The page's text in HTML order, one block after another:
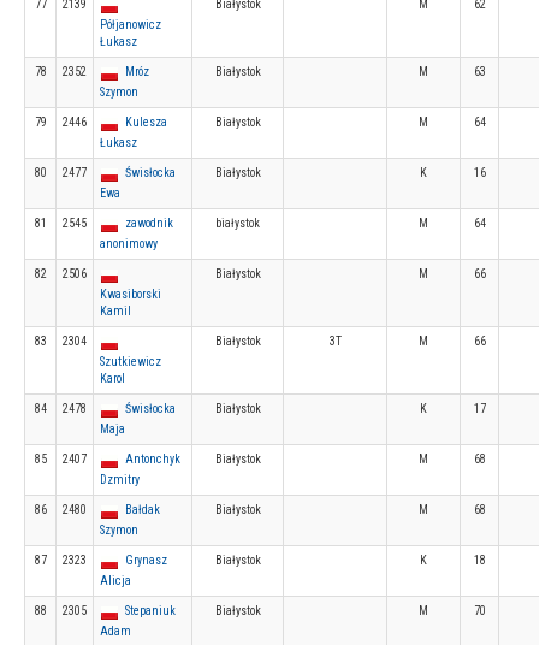
77
2139
Półjanowicz
Łukasz
Białystok M 62
78 2352
Mróz
Szymon
Białystok M 63
79 2446
Kulesza
Łukasz
Białystok M 64
80 2477
Świsłocka
Ewa
Białystok K 16
81 2545
zawodnik
anonimowy
białystok M 64
82
2506
Kwasiborski
Kamil
Białystok M 66
83
2304
Szutkiewicz
Karol
Białystok 3T M 66
84 2478
Świsłocka
Maja
Białystok K 17
85 2407
Antonchyk
Dzmitry
Białystok M 68
86 2480
Bałdak
Szymon
Białystok M 68
87 2323
Grynasz
Alicja
Białystok K 18
88 2305
Stepaniuk
Adam
Białystok M 70